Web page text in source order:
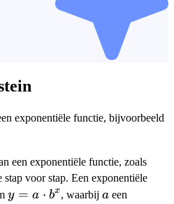
exponentiële functie, bijvoorbeeld
een exponentiële functie, zoals
64
stap voor stap. Een exponentiële
y = a
y = a ⋅ bx, waarbija
a een